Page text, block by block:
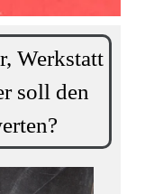
Werkstatt
soll den